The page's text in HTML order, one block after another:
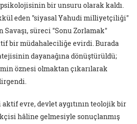
bir unsuru olarak kaldı.
eden "siyasal Yahudi milliyetçiliği"
Savaşı, süreci "Sonu Zorlamak"
bir müdahaleciliğe evirdi. Burada
dayanağına dönüştürüldü;
öznesi olmaktan çıkarılarak
evre, devlet aygıtının teolojik bir
hâline gelmesiyle sonuçlanmış